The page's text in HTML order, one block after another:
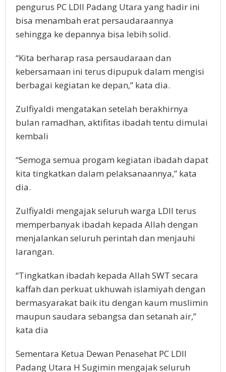
pengurus PC LDII Padang Utara yang hadir ini
bisa menambah erat persaudaraannya
sehingga ke depannya bisa lebih solid.
“Kita berharap rasa persaudaraan dan
kebersamaan ini terus dipupuk dalam mengisi
berbagai kegiatan ke depan,” kata dia.
Zulfiyaldi mengatakan setelah berakhirnya
bulan ramadhan, aktifitas ibadah tentu dimulai
kembali
“Semoga semua progam kegiatan ibadah dapat
kita tingkatkan dalam pelaksanaannya,” kata
dia.
Zulfiyaldi mengajak seluruh warga LDII terus
memperbanyak ibadah kepada Allah dengan
menjalankan seluruh perintah dan menjauhi
larangan.
“Tingkatkan ibadah kepada Allah SWT secara
kaffah dan perkuat ukhuwah islamiyah dengan
bermasyarakat baik itu dengan kaum muslimin
maupun saudara sebangsa dan setanah air,”
kata dia
Sementara Ketua Dewan Penasehat PC LDII
Padang Utara H Sugimin mengajak seluruh